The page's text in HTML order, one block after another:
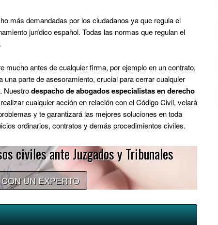
más demandadas por los ciudadanos ya que regula el
jurídico español. Todas las normas que regulan el
mucho antes de cualquier firma, por ejemplo en un contrato,
parte de asesoramiento, crucial para cerrar cualquier
Nuestrodespacho de abogados especialistas en derecho
cualquier acción en relación con el Código Civil, velará
y te garantizará las mejores soluciones en toda
ordinarios, contratos y demás procedimientos civiles.
civiles ante Juzgados y Tribunales
UN EXPERTO